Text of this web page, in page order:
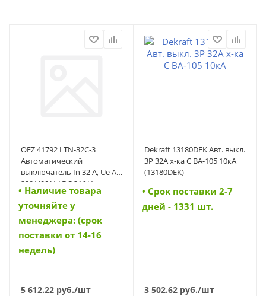
OEZ 41792 LTN-32C-3
Автоматический
выключатель In 32 A, Ue AC
230/400 V / DC 216 V,
характеристика C, 3-полюс,
Icn 10 kA (41792)
• Наличие товара
уточняйте у
менеджера: (срок
поставки от 14-16
недель)
5 612.22 руб./шт
Dekraft 13180DEK Авт. выкл.
3P 32A х-ка C ВА-105 10кА
(13180DEK)
• Cрок поставки 2-7
дней - 1331 шт.
3 502.62 руб./шт